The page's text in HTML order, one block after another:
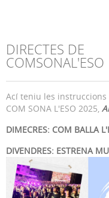
DIRECTES DE
COMSONAL'ESO
Ací teniu les
COM SONA L'ESO 2025,
DIMECRES: COM BALLA
DIVENDRES: ESTRENA